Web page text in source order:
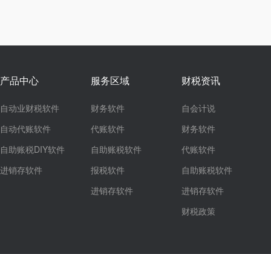
产品中心
自动业财税软件
自动代账软件
自助账税DIY软件
进销存软件
服务区域
财务软件
代账软件
自助账税软件
报税软件
进销存软件
财税资讯
自会计说
财务软件
代账软件
自助账税软件
进销存软件
财税政策